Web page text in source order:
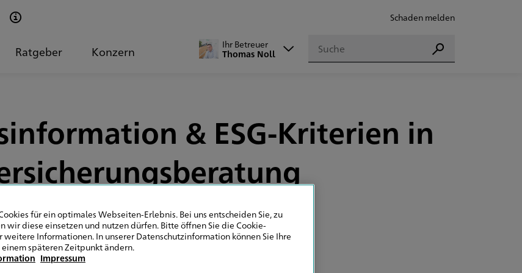
Schaden melden
Ratgeber Konzern
Ihr Betreuer
Thomas Noll
Suchen
Suchen
& ESG-Kriterien in
Allgemein
für ein optimales Webseiten-Erlebnis. Bei uns entscheiden Sie, zu
wir diese einsetzen und nutzen dürfen. Bitte öffnen Sie die Cookie-
weitere Informationen. In unserer Datenschutzinformation können Sie Ihre
einem späteren Zeitpunkt ändern.
Impressum